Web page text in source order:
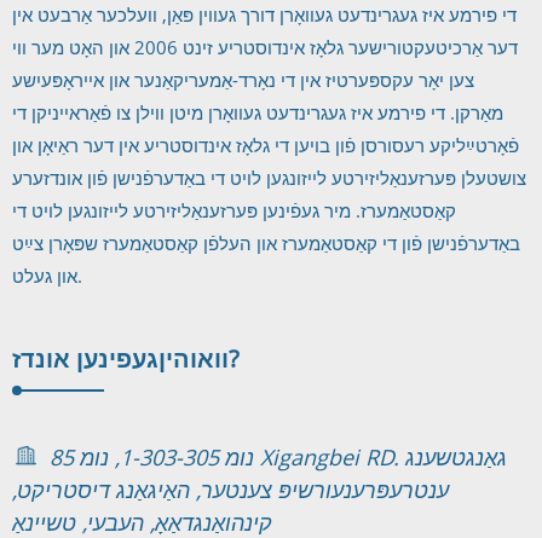
די פירמע איז געגרינדעט געוואָרן דורך געווין פּאַן, וועלכער אַרבעט אין
דער אַרכיטעקטורישער גלאָז אינדוסטריע זינט 2006 און האָט מער ווי
צען יאָר עקספּערטיז אין די נאָרד-אַמעריקאַנער און אייראָפּעיִשע
מאַרקן. די פירמע איז געגרינדעט געוואָרן מיטן ווילן צו פֿאַראייניקן די
פֿאָרטײַליקע רעסורסן פֿון בויען די גלאָז אינדוסטריע אין דער ראַיאָן און
צושטעלן פּערזענאַליזירטע לייזונגען לויט די באַדערפֿנישן פֿון אונדזערע
קאַסטאַמערז. מיר געפֿינען פּערזענאַליזירטע לייזונגען לויט די
באַדערפֿנישן פֿון די קאַסטאַמערז און העלפֿן קאַסטאַמערז שפּאָרן צײַט
און געלט.
וואוהיןגעפינען אונדז?
נומ 1-303-305, נומ 85 Xigangbei RD. גאַנגטשענג
ענטרעפּרענעורשיפּ צענטער, האַיגאַנג דיסטריקט,
קינהואַנגדאַאָ, העבעי, טשיינאַ